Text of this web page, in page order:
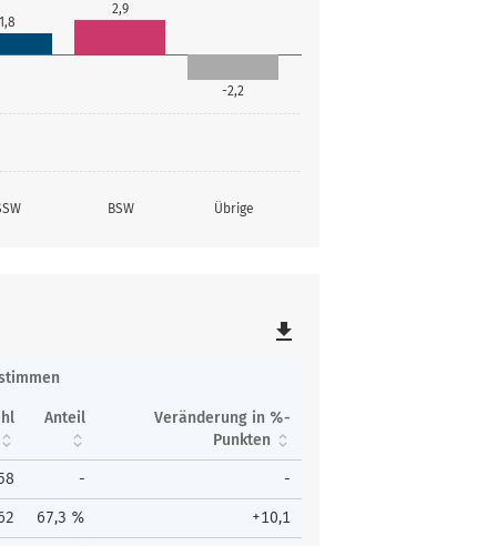
BSW Übrige
1,8
2,9
-2,2
file_download
Anteil
Veränderung in %-
Punkten
- -
67,3 % +10,1